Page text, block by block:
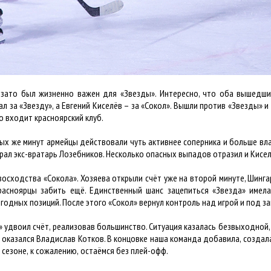
был жизненно важен для «Звезды». Интересно, что оба
за «Звезду», а Евгений Киселёв – за «Сокол». Вышли против
красноярский клуб.
же минут армейцы действовали чуть активнее соперника и больше
экс-вратарь Лозебников. Несколько опасных выпадов отразил и
«Сокола». Хозяева открыли счёт уже на второй минуте,
забить ещё. Единственный шанс зацепиться «Звезда»
позиций. После этого «Сокол» вернул контроль над игрой и под
счёт, реализовав большинство. Ситуация казалась
Владислав Котков. В концовке наша команда добавила,
, к сожалению, остаёмся без плей-офф.